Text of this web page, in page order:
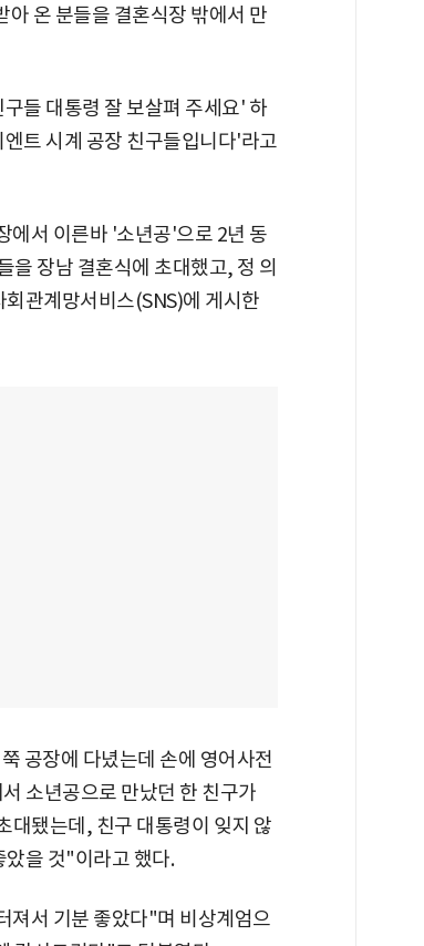
아 온 분들을 결혼식장 밖에서 만
들 대통령 잘 보살펴 주세요' 하
트 시계 공장 친구들입니다'라고
에서 이른바 '소년공'으로 2년 동
을 장남 결혼식에 초대했고, 정 의
관계망서비스(SNS)에 게시한
공장에 다녔는데 손에 영어사전
소년공으로 만났던 한 친구가
대됐는데, 친구 대통령이 잊지 않
았을 것"이라고 했다.
져서 기분 좋았다"며 비상계엄으